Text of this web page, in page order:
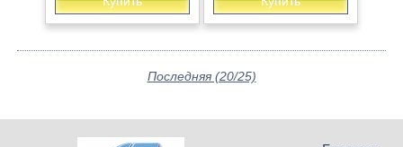
Последняя (20/25)